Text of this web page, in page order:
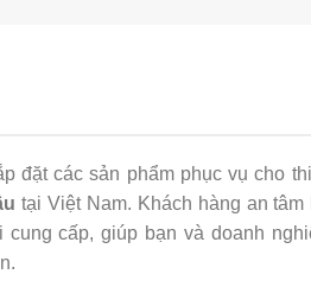
đặt các sản phẩm phục vụ cho
tại Việt Nam. Khách hàng an
cấp, giúp bạn và doanh